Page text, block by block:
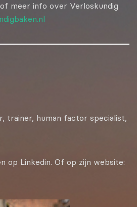
meer info over Verloskundig
trainer, human factor specialist,
op Linkedin. Of op zijn website: